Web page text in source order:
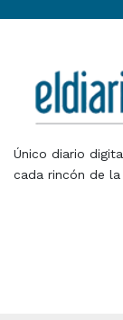
Único diario
cada rincón de la